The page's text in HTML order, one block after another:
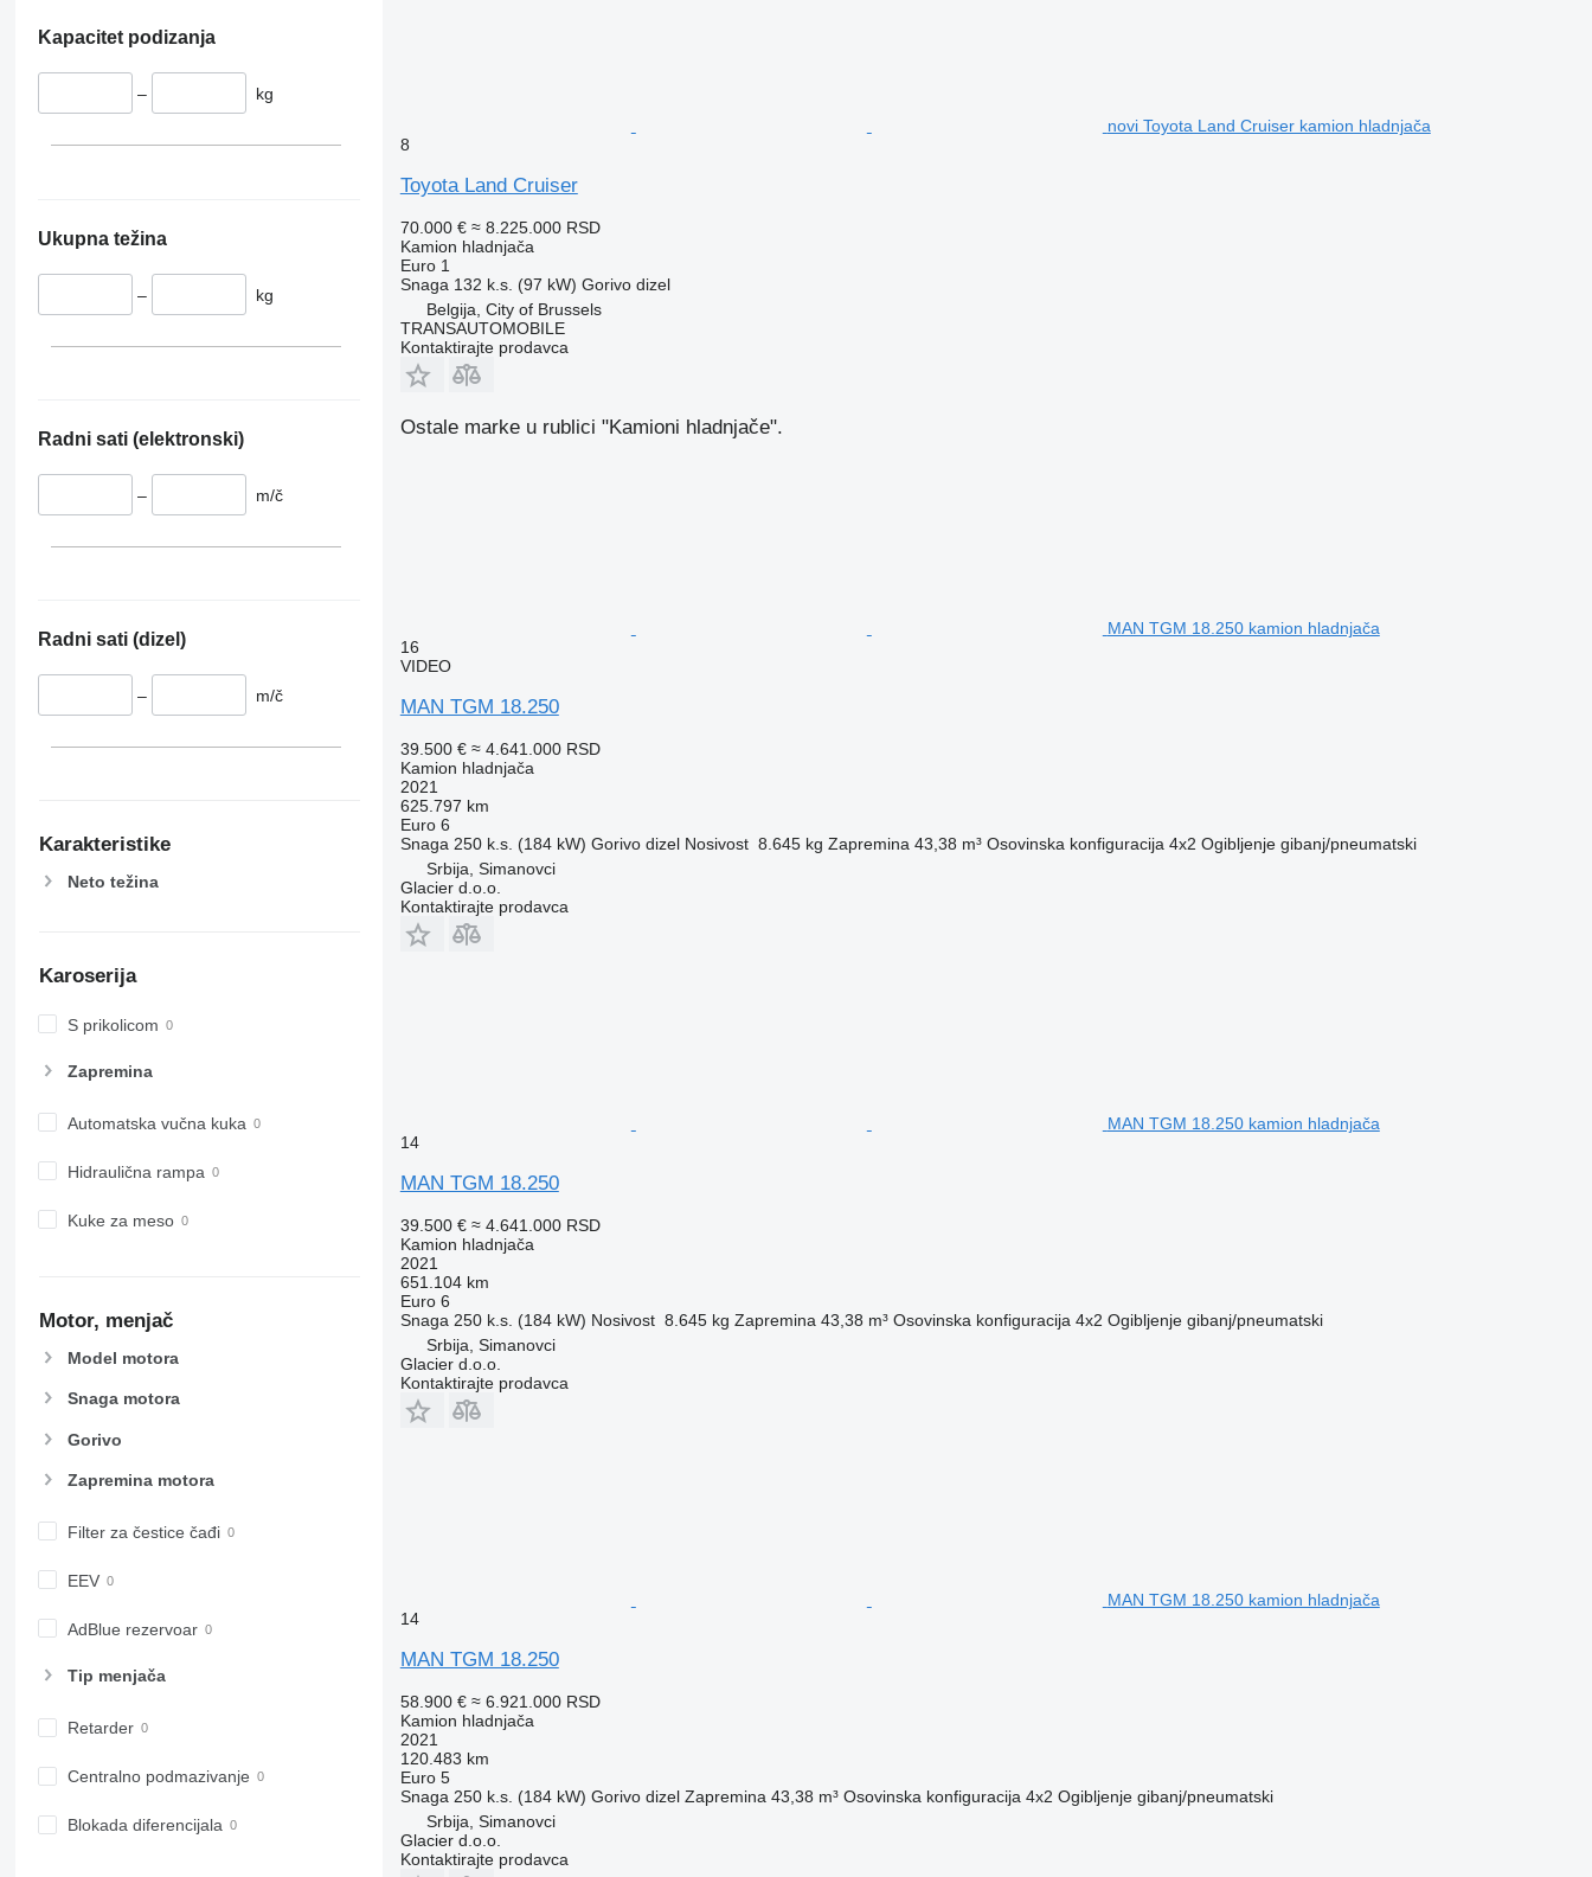
Kapacitet podizanja
– kg
Ukupna težina
– kg
Radni sati (elektronski)
– m/č
Radni sati (dizel)
– m/č
Karakteristike
Neto težina
Karoserija
S prikolicom
Zapremina
Automatska vučna kuka
Hidraulična rampa
Kuke za meso
Motor, menjač
Model motora
Snaga motora
Gorivo
Zapremina motora
Filter za čestice čađi
EEV
AdBlue rezervoar
Tip menjača
Retarder
Centralno podmazivanje
Blokada diferencijala
novi Toyota Land Cruiser kamion hladnjača
8
Toyota Land Cruiser
70.000 € ≈ 8.225.000 RSD
Kamion hladnjača
Euro 1
Snaga 132 k.s. (97 kW) Gorivo dizel
Belgija, City of Brussels
TRANSAUTOMOBILE
Kontaktirajte prodavca
Ostale marke u rublici "Kamioni hladnjače".
MAN TGM 18.250 kamion hladnjača
16
VIDEO
MAN TGM 18.250
39.500 € ≈ 4.641.000 RSD
Kamion hladnjača
2021
625.797 km
Euro 6
Snaga 250 k.s. (184 kW) Gorivo dizel Nosivost 8.645 kg Zapremina 43,38 m³ Osovinska konfiguracija 4x2 Ogibljenje gibanj/pneumatski
Srbija, Simanovci
Glacier d.o.o.
Kontaktirajte prodavca
MAN TGM 18.250 kamion hladnjača
14
MAN TGM 18.250
39.500 € ≈ 4.641.000 RSD
Kamion hladnjača
2021
651.104 km
Euro 6
Snaga 250 k.s. (184 kW) Nosivost 8.645 kg Zapremina 43,38 m³ Osovinska konfiguracija 4x2 Ogibljenje gibanj/pneumatski
Srbija, Simanovci
Glacier d.o.o.
Kontaktirajte prodavca
MAN TGM 18.250 kamion hladnjača
14
MAN TGM 18.250
58.900 € ≈ 6.921.000 RSD
Kamion hladnjača
2021
120.483 km
Euro 5
Snaga 250 k.s. (184 kW) Gorivo dizel Zapremina 43,38 m³ Osovinska konfiguracija 4x2 Ogibljenje gibanj/pneumatski
Srbija, Simanovci
Glacier d.o.o.
Kontaktirajte prodavca